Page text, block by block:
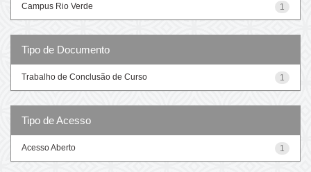
1
Campus Rio Verde
Tipo de Documento
1
Trabalho de Conclusão de Curso
Tipo de Acesso
1
Acesso Aberto